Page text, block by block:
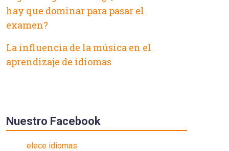
hay que dominar para pasar el
examen?
La influencia de la música en el
aprendizaje de idiomas
Nuestro Facebook
elece idiomas